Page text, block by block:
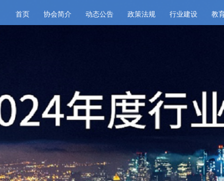
首页 协会简介 动态公告 政策法规 行业建设 教